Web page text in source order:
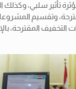
تأثير سلبي، وكذلك
وتقسيم
التخفيف المقترحة،